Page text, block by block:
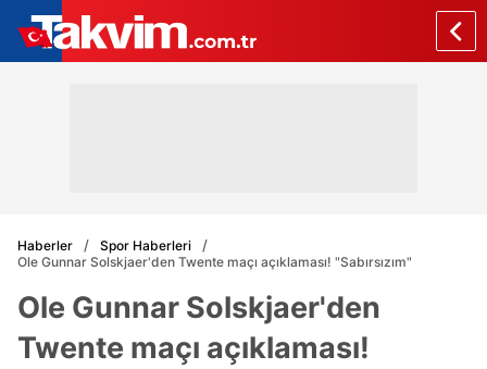
Haberler
Spor Haberleri
Ole Gunnar Solskjaer'den Twente maçı açıklaması! "Sabırsızım"
Ole Gunnar Solskjaer'den
Twente maçı açıklaması!